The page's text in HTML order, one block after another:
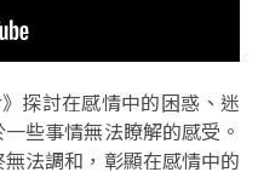
探討在感情中的困惑、迷
些事情無法瞭解的感受。
法調和，彰顯在感情中的